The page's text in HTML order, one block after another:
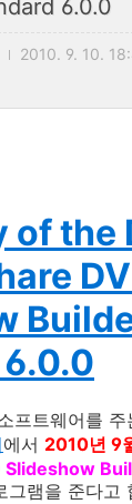
6.0.0
2010. 9. 10.
of the
프트웨어를 주
에서 2010년 9
그램을 준다고